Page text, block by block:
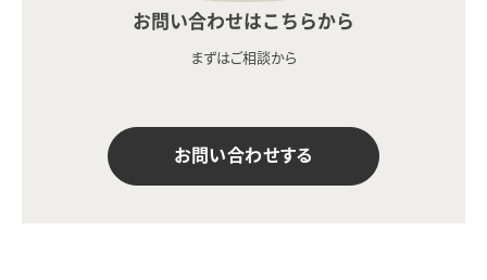
お問い合わせはこちらから
まずはご相談から
お問い合わせする